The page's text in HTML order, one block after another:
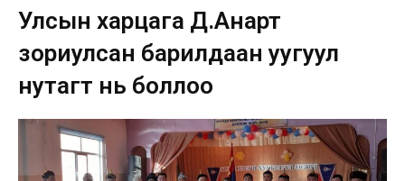
Улсын харцага Д.Анарт
зориулсан барилдаан уугуул
нутагт нь боллоо